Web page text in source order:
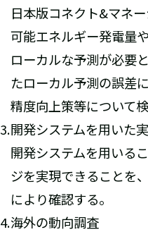
日本版コネクト&マネ
可能エネルギー発電量
ローカルな予測が必要
たローカル予測の誤差
精度向上策等について
開発システムを用いた
開発システムを用いる
ジを実現できることを
により確認する。
海外の動向調査